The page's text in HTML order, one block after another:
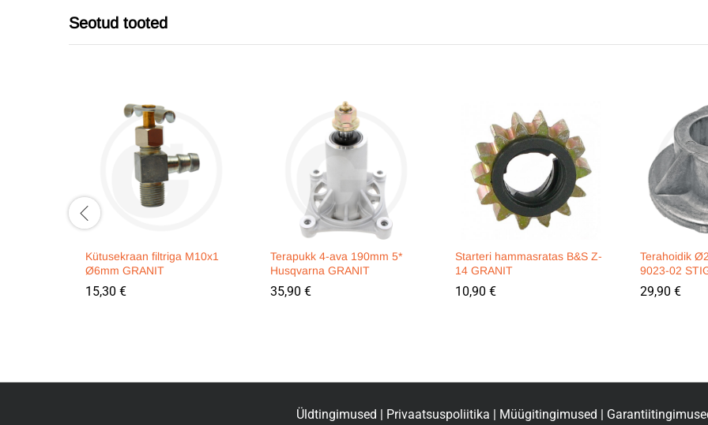
Seotud tooted
Kütusekraan filtriga M10x1
Ø6mm GRANIT
15,30 €
Terapukk 4-ava 190mm 5*
Husqvarna GRANIT
35,90 €
Starteri hammasratas B&S Z-
14 GRANIT
10,90 €
Terahoidik
9023-02
29,90 €
Üldtingimused | Privaatsuspoliitika | Müügitingimused |